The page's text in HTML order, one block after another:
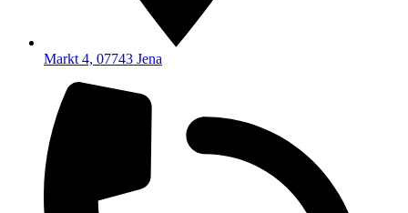
Markt 4, 07743 Jena